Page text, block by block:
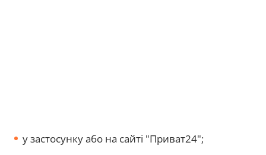
у застосунку або на сайті "Приват24";